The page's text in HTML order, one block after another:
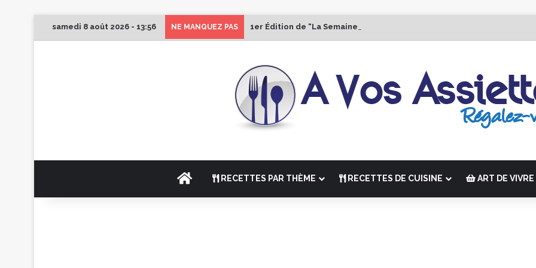
samedi 8 août 2026 - 13:56 NE MANQUEZ PAS 1er Édition de “La Semaine des Chefs” du 19 au 24 octobre 2026
ACCUEILRECETTES PAR THÈME RECETTES DE CUISINE ART DE VIVRE